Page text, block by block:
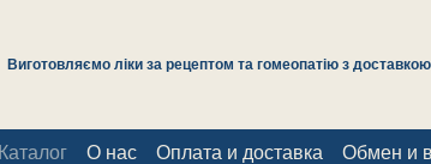
Виготовляємо ліки за рецептом та гомеопатію з доставкою
Каталог О нас Оплата и доставка Обмен и